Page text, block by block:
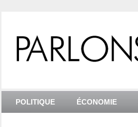
POLITIQUE ÉCONOMIE